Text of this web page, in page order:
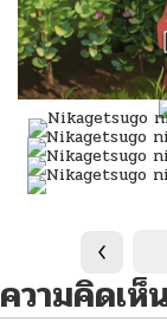
ความคิดเห็